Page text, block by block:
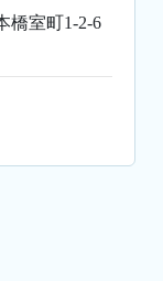
橋室町1-2-6